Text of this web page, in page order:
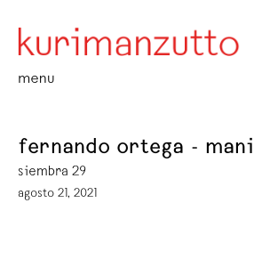
menu
fernando ortega -
siembra 29
agosto 21, 2021